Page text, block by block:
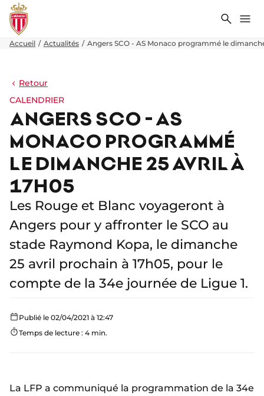
Accueil Actualités Angers SCO - AS Monaco programmé le
Retour
CALENDRIER
ANGERS SCO - AS
MONACO PROGRAMMÉ
LE DIMANCHE 25 AVRIL À
17H05
Les Rouge et Blanc voyageront à
Angers pour y affronter le SCO au
stade Raymond Kopa, le dimanche
25 avril prochain à 17h05, pour le
compte de la 34e journée de Ligue 1.
Publié le 02/04/2021 à 12:47
Temps de lecture : 4 min.
La LFP a communiqué la programmation de la 34e